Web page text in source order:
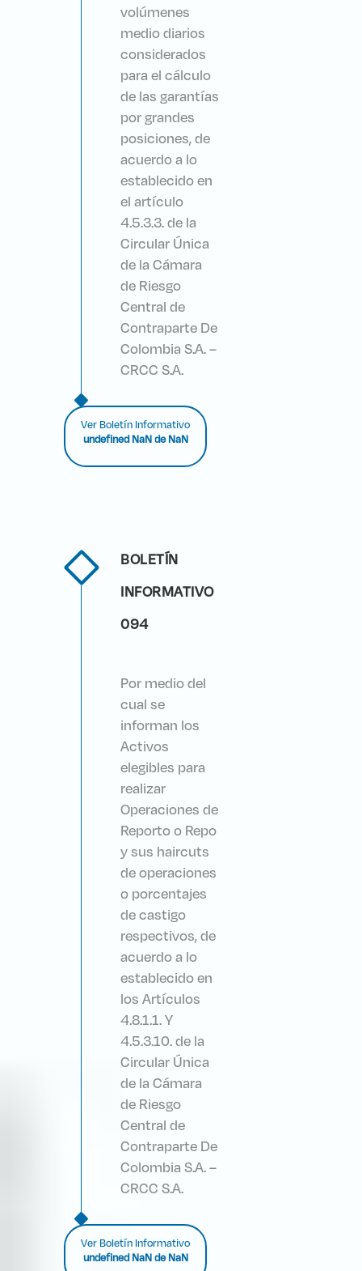
volúmenes
medio diarios
considerados
para el cálculo
de las garantías
por grandes
posiciones, de
acuerdo a lo
establecido en
el artículo
4.5.3.3. de la
Circular Única
de la Cámara
de Riesgo
Central de
Contraparte De
Colombia S.A. –
CRCC S.A.
Ver Boletín Informativo
undefined NaN de NaN
BOLETÍN
INFORMATIVO
094
Por medio del
cual se
informan los
Activos
elegibles para
realizar
Operaciones de
Reporto o Repo
y sus haircuts
de operaciones
o porcentajes
de castigo
respectivos, de
acuerdo a lo
establecido en
los Artículos
4.8.1.1. Y
4.5.3.10. de la
Circular Única
de la Cámara
de Riesgo
Central de
Contraparte De
Colombia S.A. –
CRCC S.A.
Ver Boletín Informativo
undefined NaN de NaN